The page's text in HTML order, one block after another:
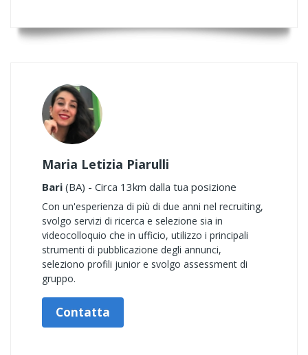
Maria Letizia Piarulli
Bari (BA) - Circa 13km dalla tua posizione
Con un'esperienza di più di due anni nel recruiting,
svolgo servizi di ricerca e selezione sia in
videocolloquio che in ufficio, utilizzo i principali
strumenti di pubblicazione degli annunci,
seleziono profili junior e svolgo assessment di
gruppo.
Contatta